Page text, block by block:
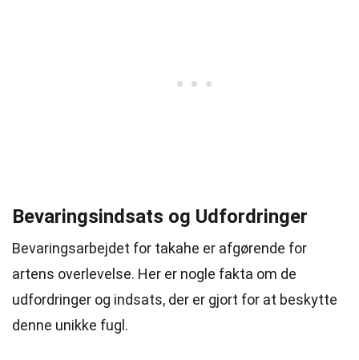
Bevaringsindsats og Udfordringer
Bevaringsarbejdet for takahe er afgørende for
artens overlevelse. Her er nogle fakta om de
udfordringer og indsats, der er gjort for at beskytte
denne unikke fugl.